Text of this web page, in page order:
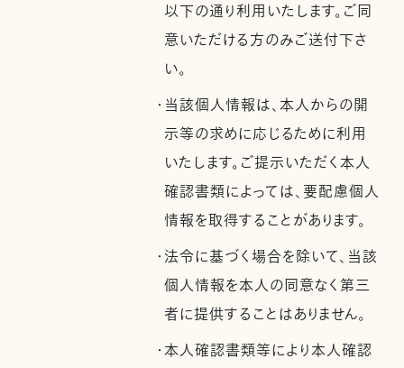
以下の通り利用いたします。ご同
意いただける方のみご送付下さ
い。
・当該個人情報は、本人からの開
示等の求めに応じるために利用
いたします。ご提示いただく本人
確認書類によっては、要配慮個人
情報を取得することがあります。
・法令に基づく場合を除いて、当該
個人情報を本人の同意なく第三
者に提供することはありません。
・本人確認書類等により本人確認